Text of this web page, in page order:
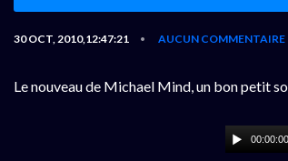
30 OCT, 2010,12:47:21 • AUCUN COMMENTAIRE
Le nouveau de Michael Mind, un bon petit
00:00:00